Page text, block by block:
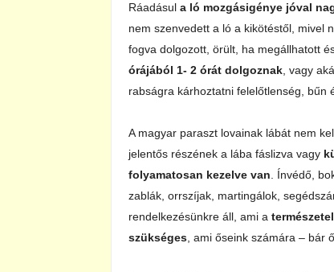
Ráadásul a ló mozgásigénye jóval
nem szenvedett a ló a kikötéstől, mivel
fogva dolgozott, örült, ha megállhatott
órájából 1- 2 órát dolgoznak , vagy
rabságra kárhoztatni felelőtlenség, bűn
A magyar paraszt lovainak lábát nem
jelentős részének a lába fáslizva vagy
folyamatosan kezelve van . Ínvédő,
zablák, orrszíjak, martingálok,
rendelkezésünkre áll, ami a
szükséges , ami őseink számára – bár